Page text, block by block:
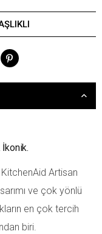
İkonik.
KitchenAid Artisan
ve çok yönlü
en çok tercih
biri.